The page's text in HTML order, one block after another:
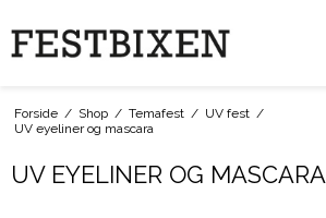
Forside / Shop / Temafest / UV fest /
UV eyeliner og mascara
UV EYELINER OG MASCARA